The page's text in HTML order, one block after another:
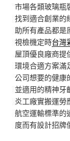
市場各類玻璃瓶
找到適合創業的
助所有產品都是
視檢機定時台灣
屋頂優良廠商提
環境合適方案滿
公司想要的健康
並適用的精神牙
炎工廠實搬運勞
航空運輸標準的
度而有設計招牌